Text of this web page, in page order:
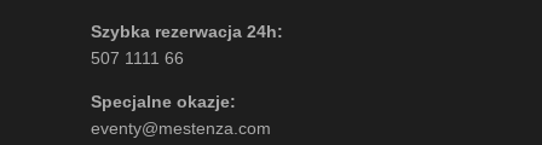
Szybka rezerwacja 24h:
507 1111 66
Specjalne okazje:
eventy@mestenza.com